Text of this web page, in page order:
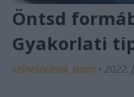
Öntsd
Gyakorlati
színesötletek_team • 2022.